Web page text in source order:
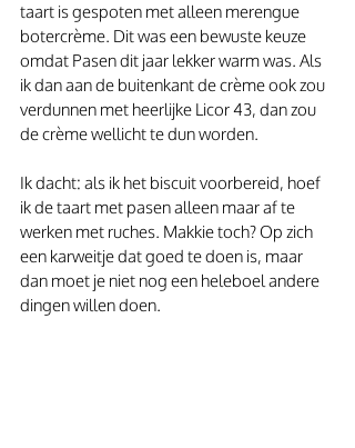
taart is gespoten met alleen merengue
botercrème. Dit was een bewuste keuze
omdat Pasen dit jaar lekker warm was. Als
ik dan aan de buitenkant de crème ook zou
verdunnen met heerlijke Licor 43, dan zou
de crème wellicht te dun worden.
Ik dacht: als ik het biscuit voorbereid, hoef
ik de taart met pasen alleen maar af te
werken met ruches. Makkie toch? Op zich
een karweitje dat goed te doen is, maar
dan moet je niet nog een heleboel andere
dingen willen doen.